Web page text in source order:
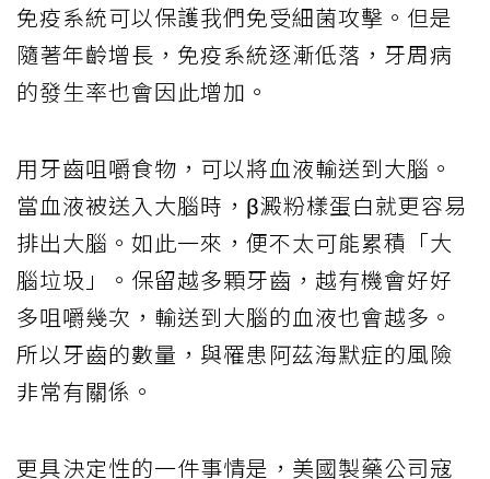
免疫系統可以保護我們免受細菌攻擊。但是
隨著年齡增長，免疫系統逐漸低落，牙周病
的發生率也會因此增加。
用牙齒咀嚼食物，可以將血液輸送到大腦。
當血液被送入大腦時，β澱粉樣蛋白就更容易
排出大腦。如此一來，便不太可能累積「大
腦垃圾」。保留越多顆牙齒，越有機會好好
多咀嚼幾次，輸送到大腦的血液也會越多。
所以牙齒的數量，與罹患阿茲海默症的風險
非常有關係。
更具決定性的一件事情是，美國製藥公司寇